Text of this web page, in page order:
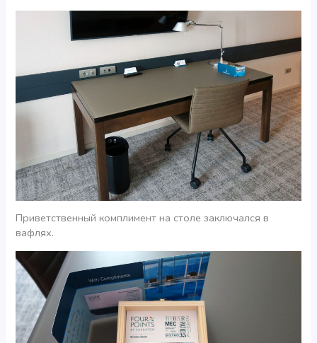
Приветственный комплимент на столе заключался в
вафлях.